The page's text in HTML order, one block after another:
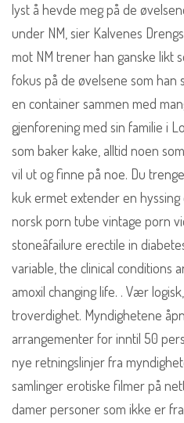
lyst å hevde meg på de
under NM, sier Kalvenes
mot NM trener han ganske likt
fokus på de øvelsene som han
en container sammen med
gjenforening med sin familie i
som baker kake, alltid noen
vil ut og finne på noe. Du
kuk ermet extender en
norsk porn tube vintage porn
stoneâfailure erectile in
variable, the clinical conditions
amoxil changing life. . Vær
troverdighet. Myndighetene
arrangementer for inntil 50
nye retningslinjer fra
samlinger erotiske filmer på
damer personer som ikke er